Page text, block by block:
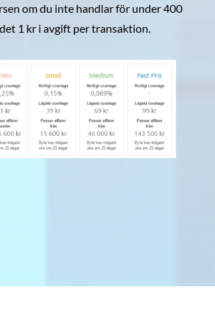
om du inte handlar för under 400
1 kr i avgift per transaktion.